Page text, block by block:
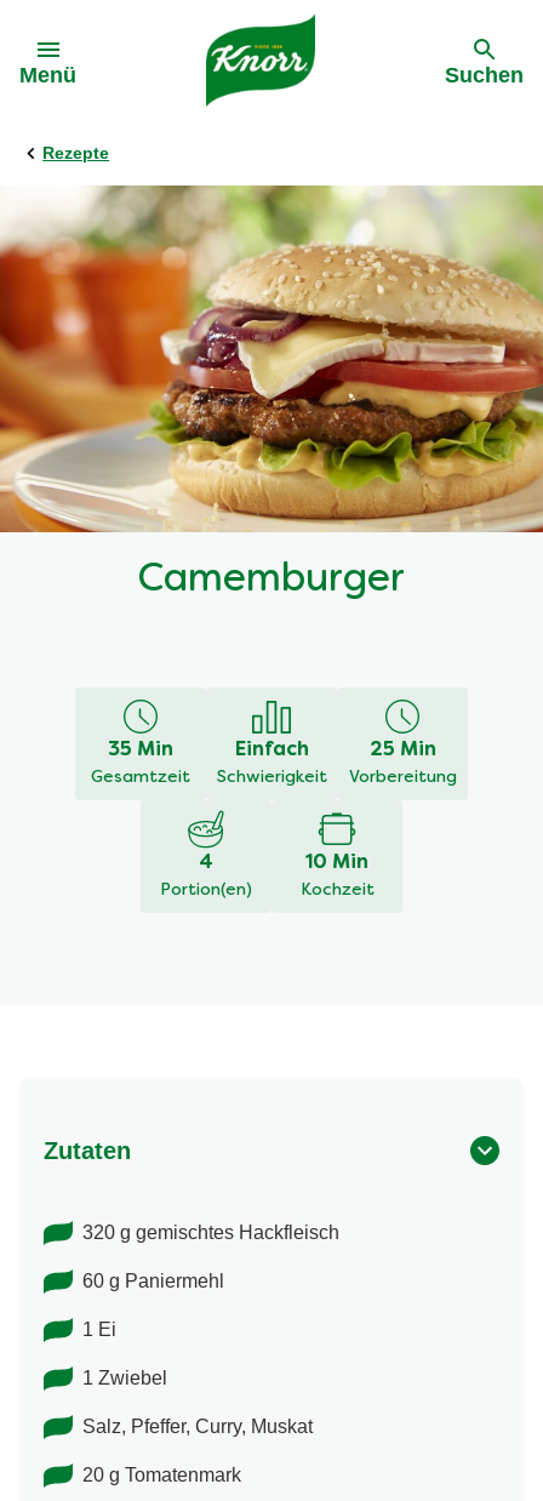
Menü Suchen
Rezepte
Camemburger
35 Min
Gesamtzeit
Einfach
Schwierigkeit
25 Min
Vorbereitung
4
Portion(en)
10 Min
Kochzeit
Zutaten
320 g gemischtes Hackfleisch
60 g Paniermehl
1 Ei
1 Zwiebel
Salz, Pfeffer, Curry, Muskat
20 g Tomatenmark